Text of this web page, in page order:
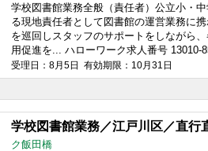
学校図書館業務全般（責任者）公立小・
る現地責任者として図書館の運営業務に
を巡回しスタッフのサポートをしながら
用促進を... ハローワーク求人番号 13010-
受理日：8月5日 有効期限：10月31日
学校図書館業務／江戸川区／直行
ク飯田橋